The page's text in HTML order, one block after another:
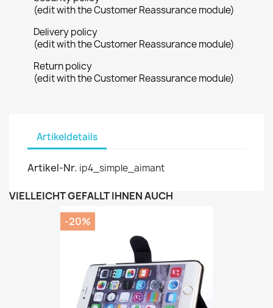
(edit with the Customer Reassurance module)
Delivery policy
(edit with the Customer Reassurance module)
Return policy
(edit with the Customer Reassurance module)
Artikeldetails
Artikel-Nr. ip4_simple_aimant
VIELLEICHT GEFÄLLT IHNEN AUCH
-20%